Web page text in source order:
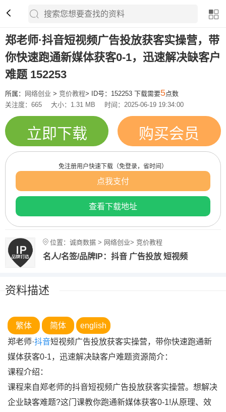
郑老师·抖音短视频广告投放获客实操营，带
你快速跑通新媒体获客0-1，迅速解决缺客户
难题 152253
所属： 网络创业 > 竞价教程> ID号：152253 下载需要5点数
关注度：665
大小：1.31 MB 时间：2025-06-19 19:34:00
立即下载 购买会员
免注册用户快速下载（免登录，省时间）
点我支付
查看下载地址
位置：诚商数据 > 网络创业> 竞价教程
名人/名签/品牌IP：抖音 广告投放 短视频
资料描述
繁体 简体
english
郑老师·抖音短视频广告投放获客实操营，带你快速跑通新
媒体获客0-1，迅速解决缺客户难题资源简介：
课程介绍：
课程来自郑老师的抖音短视频广告投放获客实操营。想解决
企业缺客难题?这门课教你跑通新媒体获客0-1!从原理、效